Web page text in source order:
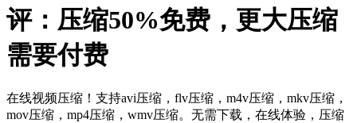
评：压缩50%免费，更大压缩
需要付费
在线视频压缩！支持avi压缩，flv压缩，m4v压缩，mkv压缩，
mov压缩，mp4压缩，wmv压缩。无需下载，在线体验，压缩